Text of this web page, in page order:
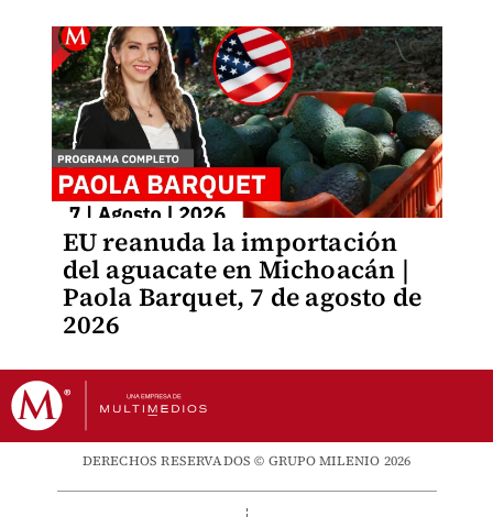
EU reanuda la importación
del aguacate en Michoacán |
Paola Barquet, 7 de agosto de
2026
DERECHOS RESERVADOS © GRUPO MILENIO 2026